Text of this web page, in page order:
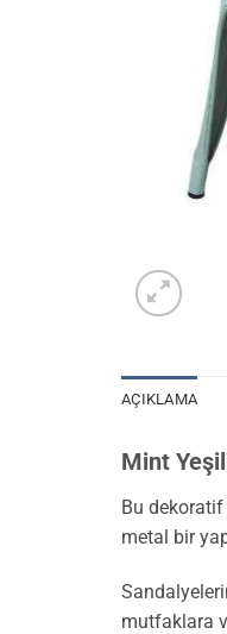
AÇIKLAMA
Mint
Bu dekoratif
metal bir
mutfaklara